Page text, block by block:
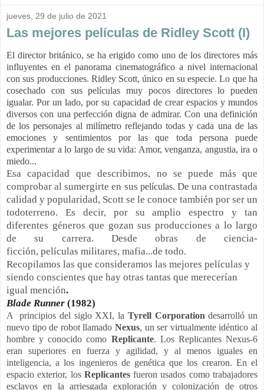
jueves, 29 de julio de 2021
Las mejores películas de Ridley Scott (I)
El director británico, se ha erigido como uno de los directores más
influyentes en el panorama cinematográfico a nivel internacional
con sus producciones. Ridley Scott, único en su especie. Lo que ha
cosechado con sus películas muy pocos directores lo pueden
igualar. Por un lado, por su capacidad de crear espacios y mundos
diversos con una perfección digna de admirar. Con una definición
de los personajes al milímetro reflejando todas y cada una de las
emociones y sentimientos por las que toda persona puede
experimentar a lo largo de su vida: Amor, venganza, angustia, ira o
miedo...
Esa capacidad que describimos, no se puede más que
comprobar al sumergirte en sus películas. De una contrastada
calidad y popularidad, Scott se le conoce también por ser un
todoterreno. Es decir, por su amplio espectro y tan
diferentes géneros que gozan sus producciones a lo largo
de su carrera. Desde obras de
ciencia-
ficción, películas militares, mafia...de todo.
Recopilamos las que consideramos las mejores películas y
siendo conscientes que hay otras tantas que merecerían
igual mención.
Blade Runner (1982)
A principios del siglo XXI, la Tyrell Corporation desarrolló un
nuevo tipo de robot llamado Nexus, un ser virtualmente idéntico al
hombre y conocido como Replicante. Los Replicantes Nexus-6
eran superiores en fuerza y agilidad, y al menos iguales en
inteligencia, a los ingenieros de genética que los crearon. En el
espacio exterior, los Replicantesfueron usados como trabajadores
esclavos en la arriesgada exploración y colonización de otros